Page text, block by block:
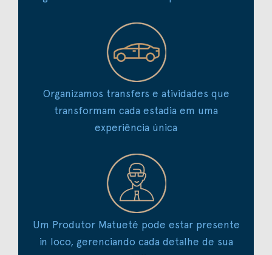
Organizamos transfers e atividades que
transformam cada estadia em uma
experiência única
Um Produtor Matueté pode estar presente
in loco, gerenciando cada detalhe de sua